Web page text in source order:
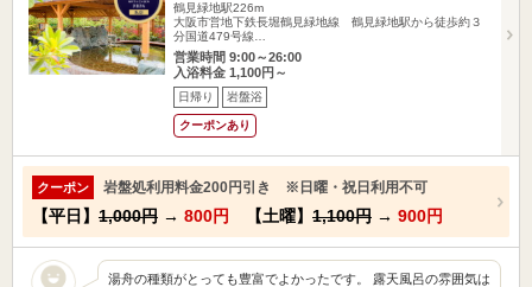
鶴見緑地駅226m
大阪市営地下鉄長堀鶴見緑地線 鶴見緑地駅から徒歩約３
分国道479号線…
営業時間 9:00～26:00
入浴料金 1,100円～
日帰り 岩盤浴
クーポンあり
クーポン 岩盤処利用料金200円引き ※日曜・祝日利用不可
【平日】 1,000円 → 800円 【土曜】 1,100円 → 900円
湯舟の種類がとっても豊富でよかったです。 露天風呂の雰囲気は